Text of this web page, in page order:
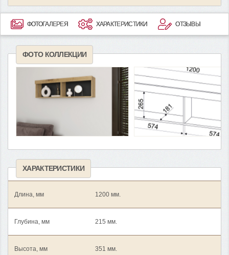
ФОТОГАЛЕРЕЯ ХАРАКТЕРИСТИКИ ОТЗЫВЫ
ФОТО КОЛЛЕКЦИИ
ХАРАКТЕРИСТИКИ
Длина, мм 1200 мм.
Глубина, мм 215 мм.
Высота, мм 351 мм.